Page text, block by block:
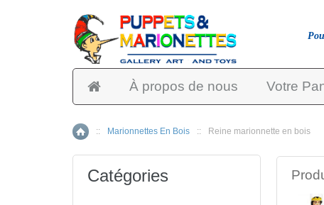
À propos de nous Votre
Accueil
:: Marionnettes En Bois :: Reine marionnette en bois
Catégories